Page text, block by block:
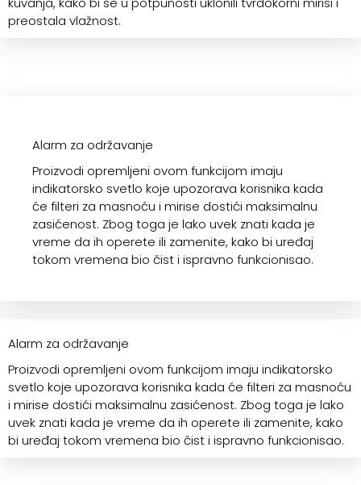
preostala vlažnost.
Alarm za održavanje
Proizvodi opremljeni ovom funkcijom imaju
indikatorsko svetlo koje upozorava korisnika kada
će filteri za masnoću i mirise dostići maksimalnu
zasićenost. Zbog toga je lako uvek znati kada je
vreme da ih operete ili zamenite, kako bi uređaj
tokom vremena bio čist i ispravno funkcionisao.
Alarm za održavanje
Proizvodi opremljeni ovom funkcijom imaju indikatorsko
svetlo koje upozorava korisnika kada će filteri za masnoću
i mirise dostići maksimalnu zasićenost. Zbog toga je lako
uvek znati kada je vreme da ih operete ili zamenite, kako
bi uređaj tokom vremena bio čist i ispravno funkcionisao.